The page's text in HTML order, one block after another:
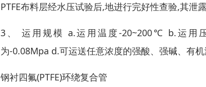
PTFE布料层经水压试验后,地进行完好性查验,其泄
3、 运用规模 a.运用温度-20~200℃ b.运用
为-0.08Mpa d.可运送任意浓度的强酸、强碱、有
钢衬四氟(PTFE)环绕复合管